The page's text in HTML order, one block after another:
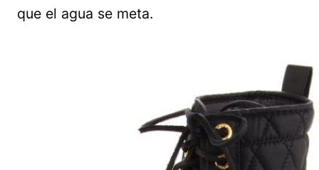
que el agua se meta.